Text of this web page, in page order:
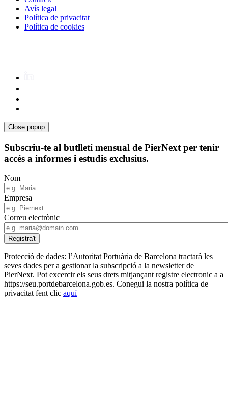
Avís legal
Política de privacitat
Política de cookies
Close popup
Subscriu-te al butlletí mensual de PierNext per tenir
accés a informes i estudis exclusius.
Nom
Empresa
Correu electrònic
Protecció de dades: l’Autoritat Portuària de Barcelona tractarà les
seves dades per a gestionar la subscripció a la newsletter de
PierNext. Pot excercir els seus drets mitjançant registre electronic a a
https://seu.portdebarcelona.gob.es. Conegui la nostra política de
privacitat fent clic aquí